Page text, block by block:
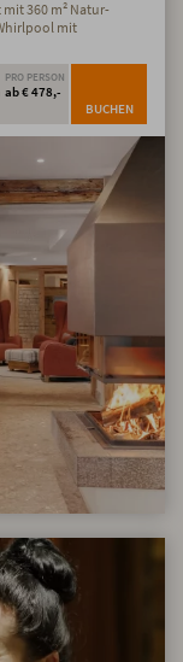
360 m² Natur-
mit
PRO PERSON
ab € 478,-
BUCHEN